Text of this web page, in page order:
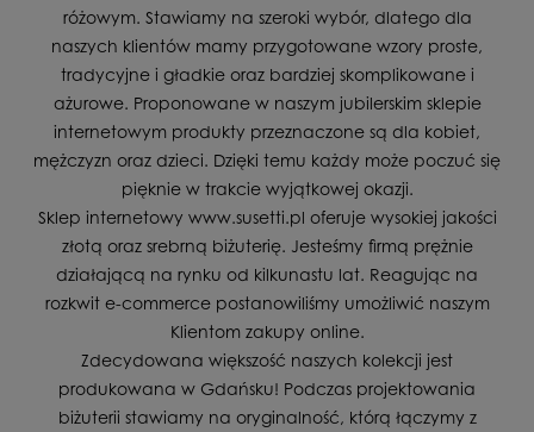
różowym. Stawiamy na szeroki wybór, dlatego dla
naszych klientów mamy przygotowane wzory proste,
tradycyjne i gładkie oraz bardziej skomplikowane i
ażurowe. Proponowane w naszym jubilerskim sklepie
internetowym produkty przeznaczone są dla kobiet,
mężczyzn oraz dzieci. Dzięki temu każdy może poczuć się
pięknie w trakcie wyjątkowej okazji.
Sklep internetowy www.susetti.pl oferuje wysokiej jakości
złotą oraz srebrną biżuterię. Jesteśmy firmą prężnie
działającą na rynku od kilkunastu lat. Reagując na
rozkwit e-commerce postanowiliśmy umożliwić naszym
Klientom zakupy online.
Zdecydowana większość naszych kolekcji jest
produkowana w Gdańsku! Podczas projektowania
biżuterii stawiamy na oryginalność, którą łączymy z